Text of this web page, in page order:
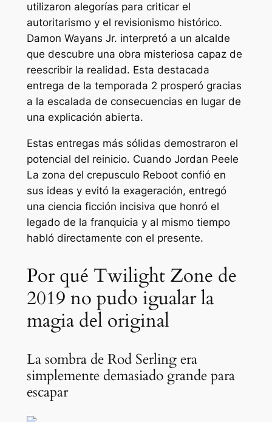
utilizaron alegorías para criticar el
autoritarismo y el revisionismo histórico.
Damon Wayans Jr. interpretó a un alcalde
que descubre una obra misteriosa capaz de
reescribir la realidad. Esta destacada
entrega de la temporada 2 prosperó gracias
a la escalada de consecuencias en lugar de
una explicación abierta.
Estas entregas más sólidas demostraron el
potencial del reinicio. Cuando Jordan Peele
La zona del crepusculoReboot confió en
sus ideas y evitó la exageración, entregó
una ciencia ficción incisiva que honró el
legado de la franquicia y al mismo tiempo
habló directamente con el presente.
Por qué Twilight Zone de
2019 no pudo igualar la
magia del original
La sombra de Rod Serling era
simplemente demasiado grande para
escapar